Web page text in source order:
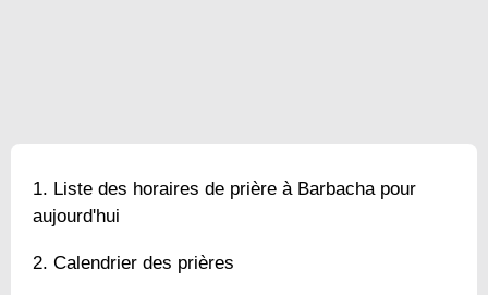
Liste des horaires de prière à Barbacha pour
aujourd'hui
Calendrier des prières